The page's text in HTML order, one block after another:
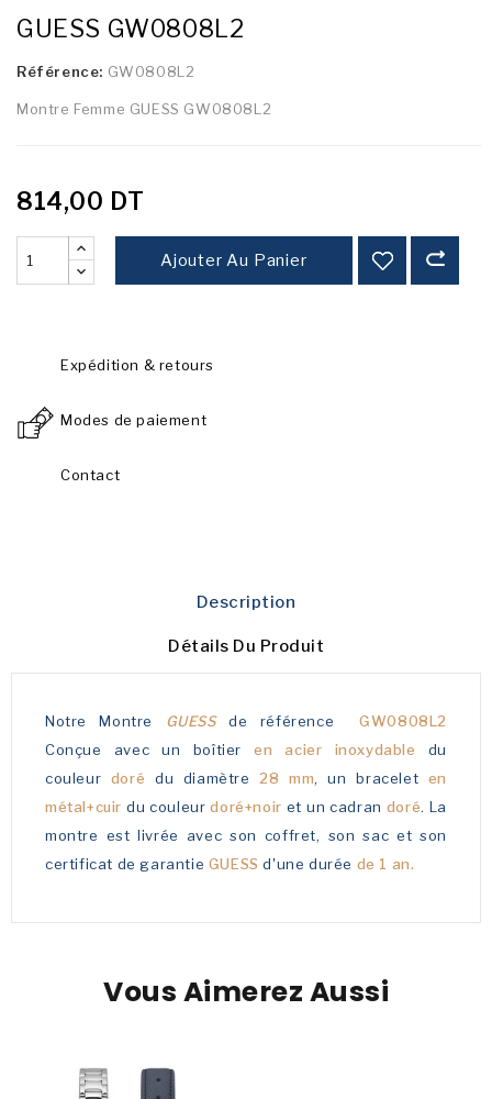
GUESS GW0808L2
Référence: GW0808L2
Montre Femme GUESS GW0808L2
814,00 DT
Ajouter Au Panier
Expédition & retours
Modes de paiement
Contact
Description
Détails Du Produit
Notre Montre GUESSde référenceGW0808L2
Conçue avec un boîtieren acier inoxydable du
couleur doré du diamètre28 mm, un bracelet en
métal+cuir du couleurdoré+noir et un cadran doré. La
montre est livrée avec son coffret, son sac et son
certificat de garantie GUESSd'une durée de 1 an.
Vous Aimerez Aussi